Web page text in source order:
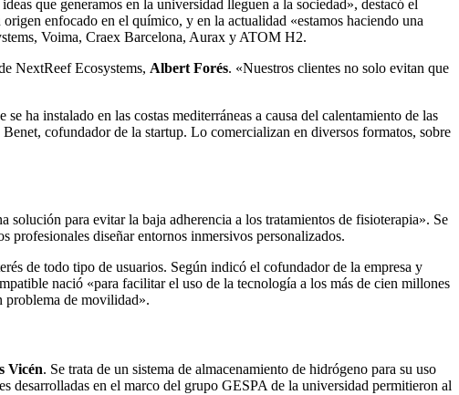
que generamos en la universidad lleguen a la sociedad», destacó el
enfocado en el químico, y en la actualidad «estamos haciendo una
Voima, Craex Barcelona, Aurax y ATOM H2.
NextReef Ecosystems, Albert Forés. «Nuestros clientes no solo evitan que
ha instalado en las costas mediterráneas a causa del calentamiento de las
cofundador de la startup. Lo comercializan en diversos formatos, sobre
solución para evitar la baja adherencia a los tratamientos de fisioterapia». Se
profesionales diseñar entornos inmersivos personalizados.
de todo tipo de usuarios. Según indicó el cofundador de la empresa y
nació «para facilitar el uso de la tecnología a los más de cien millones
problema de movilidad».
Vicén. Se trata de un sistema de almacenamiento de hidrógeno para su uso
desarrolladas en el marco del grupo GESPA de la universidad permitieron al